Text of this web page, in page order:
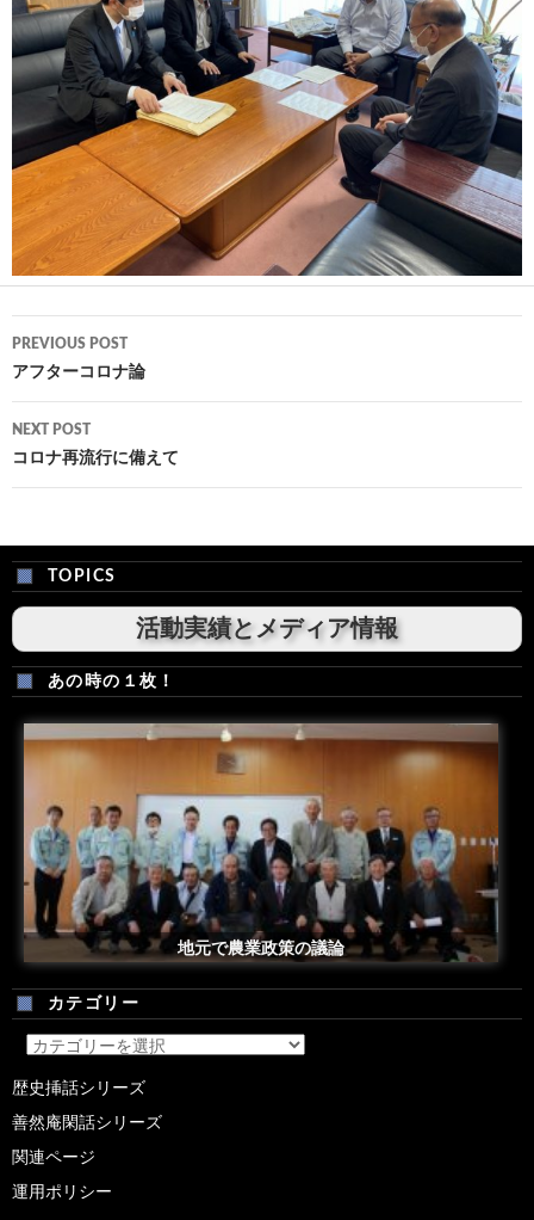
Post
navigation
PREVIOUS POST
アフターコロナ論
NEXT POST
コロナ再流行に備えて
TOPICS
活動実績とメディア情報
あの時の１枚！
地元で農業政策の議論
カテゴリー
カ
テ
リ
ー
歴史挿話シリーズ
善然庵閑話シリーズ
関連ページ
運用ポリシー